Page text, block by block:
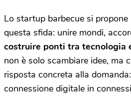
Lo startup barbecue si
questa sfida: unire mondi,
costruire ponti tra tecnologia
non è solo scambiare idee, ma
risposta concreta alla
connessione digitale in